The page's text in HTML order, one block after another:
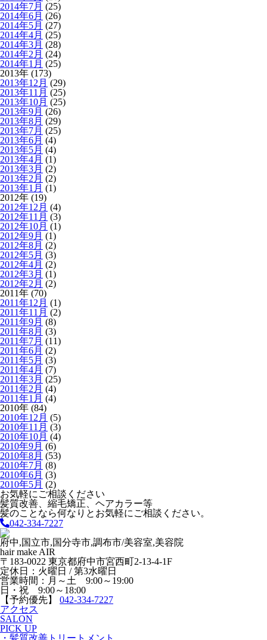
2014年7月 (25)
2014年6月 (26)
2014年5月 (27)
2014年4月 (25)
2014年3月 (28)
2014年2月 (24)
2014年1月 (25)
2013年 (173)
2013年12月 (29)
2013年11月 (25)
2013年10月 (25)
2013年9月 (26)
2013年8月 (29)
2013年7月 (25)
2013年6月 (4)
2013年5月 (4)
2013年4月 (1)
2013年3月 (2)
2013年2月 (2)
2013年1月 (1)
2012年 (19)
2012年12月 (4)
2012年11月 (3)
2012年10月 (1)
2012年9月 (1)
2012年8月 (2)
2012年5月 (3)
2012年4月 (2)
2012年3月 (1)
2012年2月 (2)
2011年 (70)
2011年12月 (1)
2011年11月 (2)
2011年9月 (8)
2011年8月 (3)
2011年7月 (11)
2011年6月 (2)
2011年5月 (3)
2011年4月 (7)
2011年3月 (25)
2011年2月 (4)
2011年1月 (4)
2010年 (84)
2010年12月 (5)
2010年11月 (3)
2010年10月 (4)
2010年9月 (6)
2010年8月 (53)
2010年7月 (8)
2010年6月 (3)
2010年5月 (2)
お気軽にご相談ください
髪質改善、縮毛矯正、ヘアカラー等
髪のことなら何なりとお気軽にご相談ください。
042-334-7227
府中,国立市,国分寺市,調布市/美容室,美容院
hair make AIR
〒183-0022 東京都府中市宮西町2-13-4-1F
定休日：火曜日 / 第3水曜日
営業時間：月～土 9:00～19:00
日・祝 9:00～18:00
【予約優先】 042-334-7227
アクセス
SALON
PICK UP
・髪質改善トリートメント